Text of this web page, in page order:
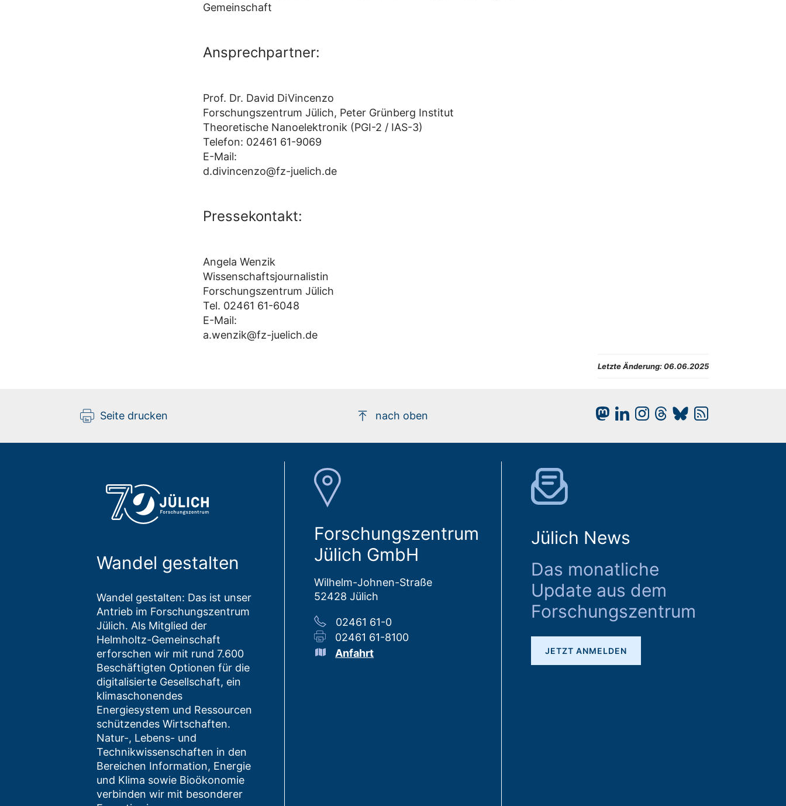
Gemeinschaft
Ansprechpartner:
Prof. Dr. David DiVincenzo
Forschungszentrum Jülich, Peter Grünberg Institut
Theoretische Nanoelektronik (PGI-2 / IAS-3)
Telefon: 02461 61-9069
E-Mail:
d.divincenzo@fz-juelich.de
Pressekontakt:
Angela Wenzik
Wissenschaftsjournalistin
Forschungszentrum Jülich
Tel. 02461 61-6048
E-Mail:
a.wenzik@fz-juelich.de
Letzte Änderung: 06.06.2025
Seite drucken nach oben
Wandel gestalten
Wandel gestalten: Das ist unser
Antrieb im Forschungszentrum
Jülich. Als Mitglied der
Helmholtz-Gemeinschaft
erforschen wir mit rund 7.600
Beschäftigten Optionen für die
digitalisierte Gesellschaft, ein
klimaschonendes
Energiesystem und Ressourcen
schützendes Wirtschaften.
Natur-, Lebens- und
Technikwissenschaften in den
Bereichen Information, Energie
und Klima sowie Bioökonomie
verbinden wir mit besonderer
Forschungszentrum
Jülich GmbH
Wilhelm-Johnen-Straße
52428 Jülich
02461 61-0
02461 61-8100
Anfahrt
Jülich News
Das monatliche
Update aus dem
Forschungszentrum
JETZT ANMELDEN